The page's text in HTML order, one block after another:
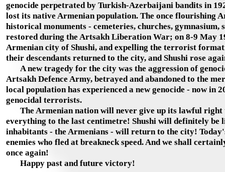
genocide perpetrated by Turkish-Azerbaijani bandits in
lost its native Armenian population. The once flourishing
historical monuments - cemeteries, churches,
restored during the Artsakh Liberation War; on 8-9 May
Armenian city of Shushi, and expelling the terrorist
their descendants returned to the city, and Shushi rose
A new tragedy for the city was the aggression of
Artsakh Defence Army, betrayed and abandoned to the
local population has experienced a new genocide - now in
genocidal terrorists.
The Armenian nation will never give up its lawful right
everything to the last centimetre! Shushi will definitely
inhabitants - the Armenians - will return to the city!
enemies who fled at breakneck speed. And we shall
once again!
Happy past and future victory!